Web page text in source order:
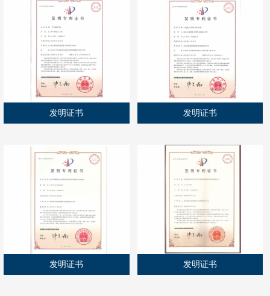
发明证书 发明证书
发明证书 发明证书